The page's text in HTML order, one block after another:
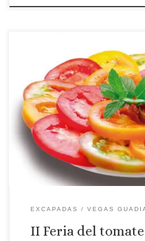
Tomate Miajadas
EXCAPADAS VEGAS
II Feria del